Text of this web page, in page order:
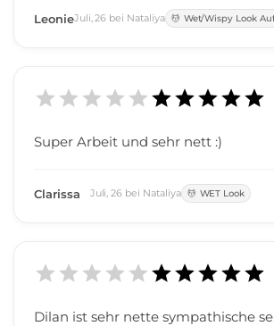
LeonieJuli,26 bei Nataliya Wet/Wispy Look
Super Arbeit und sehr nett :)
Clarissa Juli,26 bei Nataliya WET Look
Dilan ist sehr nette sympathische